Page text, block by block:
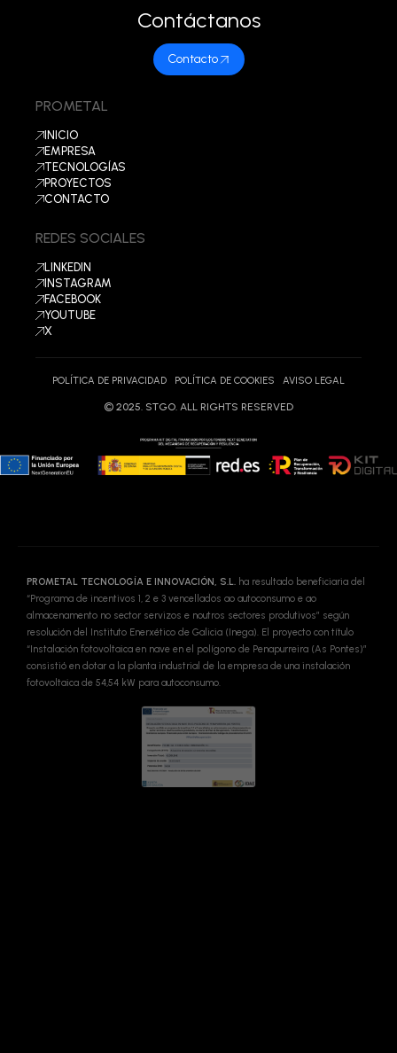
PROMETAL
INICIO
EMPRESA
TECNOLOGÍAS
PROYECTOS
CONTACTO
Contáctanos
Contacto
REDES SOCIALES
LINKEDIN
INSTAGRAM
FACEBOOK
YOUTUBE
X
POLÍTICA DE PRIVACIDAD POLÍTICA DE COOKIES AVISO LEGAL
PROMETAL TECNOLOGÍA E INNOVACIÓN, S.L. ha resultado beneficiaria del
“Programa de incentivos 1, 2 e 3 vencellados ao autoconsumo e ao
almacenamento no sector servizos e noutros sectores produtivos” según
resolución del Instituto Enerxético de Galicia (Inega). El proyecto con título
“Instalación fotovoltaica en nave en el polígono de Penapurreira (As Pontes)”
consistió en dotar a la planta industrial de la empresa de una instalación
fotovoltaica de 54,54 kW para autoconsumo.